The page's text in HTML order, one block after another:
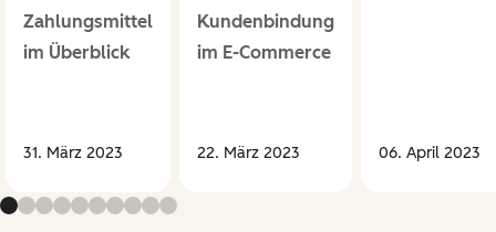
Zahlungsmittel
im Überblick
31. März 2023
Kundenbindung
im E-Commerce
22. März 2023 06. April 2023